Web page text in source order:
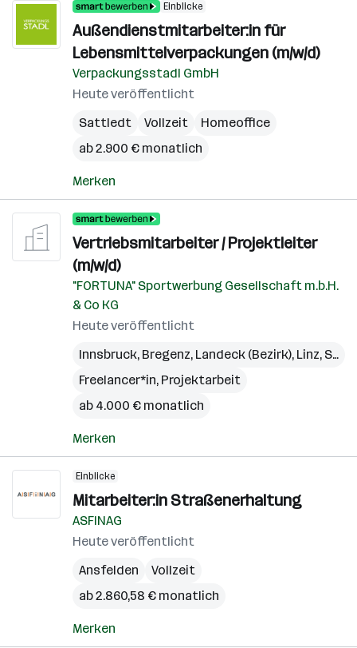
Einblicke
Außendienstmitarbeiter:in für
Lebensmittelverpackungen (m/w/d)
Verpackungsstadl GmbH
Heute veröffentlicht
Sattledt
Vollzeit
Homeoffice
ab 2.900 € monatlich
Merken
Vertriebsmitarbeiter / Projektleiter
(m/w/d)
"FORTUNA" Sportwerbung Gesellschaft m.b.H.
& Co KG
Heute veröffentlicht
Innsbruck, Bregenz, Landeck (Bezirk), Linz, St. Pölten
Freelancer*in, Projektarbeit
ab 4.000 € monatlich
Merken
Einblicke
Mitarbeiter:in Straßenerhaltung
ASFINAG
Heute veröffentlicht
Ansfelden
Vollzeit
ab 2.860,58 € monatlich
Merken